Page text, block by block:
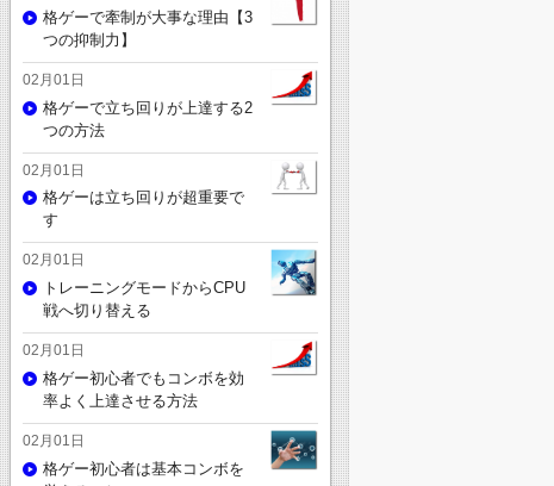
格ゲーで牽制が大事な理由【3
つの抑制力】
02月01日
格ゲーで立ち回りが上達する2
つの方法
02月01日
格ゲーは立ち回りが超重要で
す
02月01日
トレーニングモードからCPU
戦へ切り替える
02月01日
格ゲー初心者でもコンボを効
率よく上達させる方法
02月01日
格ゲー初心者は基本コンボを